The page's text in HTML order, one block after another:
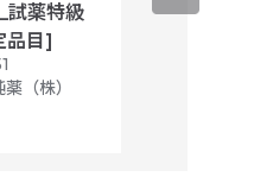
試薬特級
品目]
（株）
アセトニト